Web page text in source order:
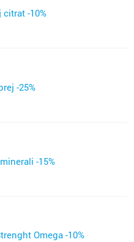
-10%
-25%
-15%
Omega -10%